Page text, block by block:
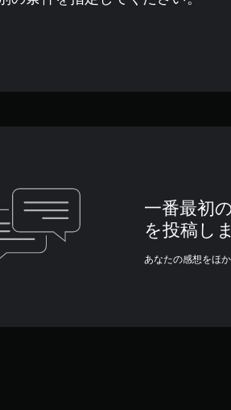
一番最初
を投稿し
あなたの感想をほ